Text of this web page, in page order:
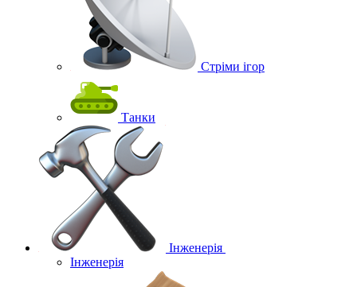
Стріми ігор
Танки
Інженерія
Інженерія